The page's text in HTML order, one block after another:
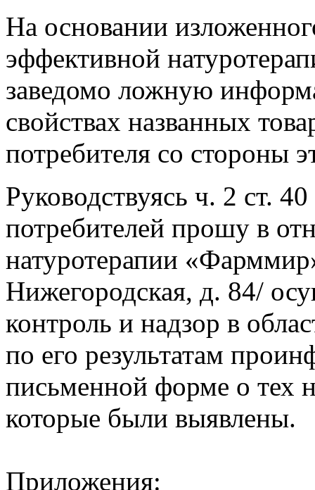
На основании
эффективной
заведомо ложную
свойствах названных
потребителя со стороны
Руководствуясь ч. 2 ст.
потребителей прошу в
натуротерапии
Нижегородская, д. 84/
контроль и надзор в
по его результатам
письменной форме о тех
которые были выявлены.
Приложения: